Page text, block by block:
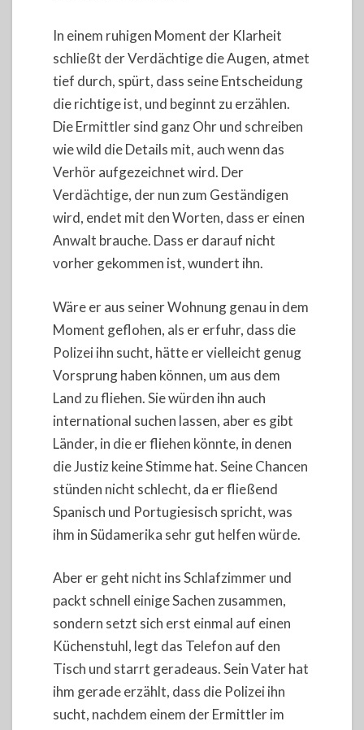
In einem ruhigen Moment der Klarheit
schließt der Verdächtige die Augen, atmet
tief durch, spürt, dass seine Entscheidung
die richtige ist, und beginnt zu erzählen.
Die Ermittler sind ganz Ohr und schreiben
wie wild die Details mit, auch wenn das
Verhör aufgezeichnet wird. Der
Verdächtige, der nun zum Geständigen
wird, endet mit den Worten, dass er einen
Anwalt brauche. Dass er darauf nicht
vorher gekommen ist, wundert ihn.
Wäre er aus seiner Wohnung genau in dem
Moment geflohen, als er erfuhr, dass die
Polizei ihn sucht, hätte er vielleicht genug
Vorsprung haben können, um aus dem
Land zu fliehen. Sie würden ihn auch
international suchen lassen, aber es gibt
Länder, in die er fliehen könnte, in denen
die Justiz keine Stimme hat. Seine Chancen
stünden nicht schlecht, da er fließend
Spanisch und Portugiesisch spricht, was
ihm in Südamerika sehr gut helfen würde.
Aber er geht nicht ins Schlafzimmer und
packt schnell einige Sachen zusammen,
sondern setzt sich erst einmal auf einen
Küchenstuhl, legt das Telefon auf den
Tisch und starrt geradeaus. Sein Vater hat
ihm gerade erzählt, dass die Polizei ihn
sucht, nachdem einem der Ermittler im